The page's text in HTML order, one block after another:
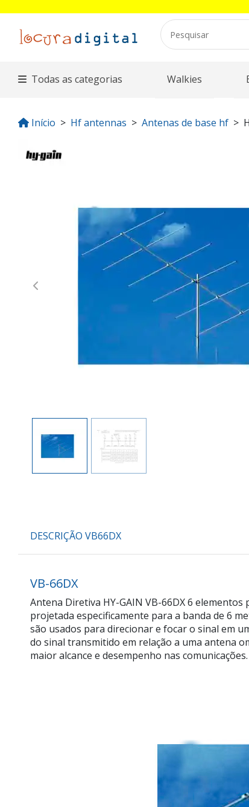
Todas as categorias Walkies
Início Hf antennas Antenas de base hf
Previous
DESCRIÇÃO VB66DX
VB-66DX
Antena Diretiva HY-GAIN VB-66DX 6
projetada especificamente para a banda de 6
são usados para direcionar e focar o sinal em
do sinal transmitido em relação a uma antena
maior alcance e desempenho nas comunicações.